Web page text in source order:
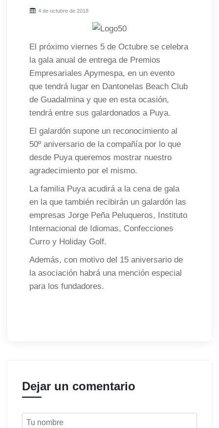
4 de octubre de 2018
El próximo viernes 5 de Octubre se celebra
la gala anual de entrega de Premios
Empresariales Apymespa, en un evento
que tendrá lugar en Dantonelas Beach Club
de Guadalmina y que en esta ocasión,
tendrá entre sus galardonados a Puya.
El galardón supone un reconocimiento al
50º aniversario de la compañía por lo que
desde Puya queremos mostrar nuestro
agradecimiento por el mismo.
La familia Puya acudirá a la cena de gala
en la que también recibirán un galardón las
empresas Jorge Peña Peluqueros, Instituto
Internacional de Idiomas, Confecciones
Curro y Holiday Golf.
Además, con motivo del 15 aniversario de
la asociación habrá una mención especial
para los fundadores.
Dejar un comentario